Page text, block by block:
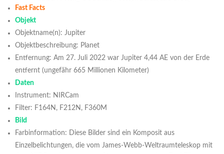
Fast Facts
Objekt
Objektname(n): Jupiter
Objektbeschreibung: Planet
Entfernung: Am 27. Juli 2022 war Jupiter 4,44 AE von der Erde
entfernt (ungefähr 665 Millionen Kilometer)
Daten
Instrument: NIRCam
Filter: F164N, F212N, F360M
Bild
Farbinformation: Diese Bilder sind ein Komposit aus
Einzelbelichtungen, die vom James-Webb-Weltraumteleskop mit